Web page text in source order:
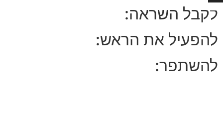
השראה:
את הראש: